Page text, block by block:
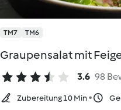
TM7 TM6
Graupensalat mit
3.6 98
Zubereitung 10 Min